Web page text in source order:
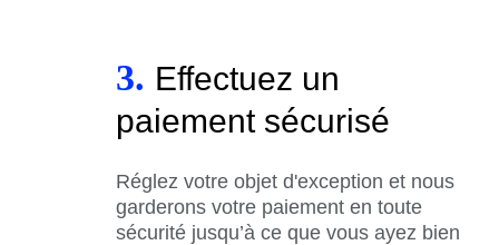
3. Effectuez un
paiement sécurisé
Réglez votre objet d'exception et nous
garderons votre paiement en toute
sécurité jusqu’à ce que vous ayez bien